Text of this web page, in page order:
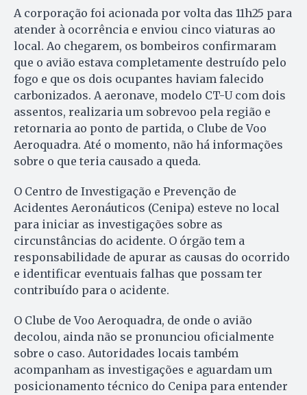
A corporação foi acionada por volta das 11h25 para
atender à ocorrência e enviou cinco viaturas ao
local. Ao chegarem, os bombeiros confirmaram
que o avião estava completamente destruído pelo
fogo e que os dois ocupantes haviam falecido
carbonizados. A aeronave, modelo CT-U com dois
assentos, realizaria um sobrevoo pela região e
retornaria ao ponto de partida, o Clube de Voo
Aeroquadra. Até o momento, não há informações
sobre o que teria causado a queda.
O Centro de Investigação e Prevenção de
Acidentes Aeronáuticos (Cenipa) esteve no local
para iniciar as investigações sobre as
circunstâncias do acidente. O órgão tem a
responsabilidade de apurar as causas do ocorrido
e identificar eventuais falhas que possam ter
contribuído para o acidente.
O Clube de Voo Aeroquadra, de onde o avião
decolou, ainda não se pronunciou oficialmente
sobre o caso. Autoridades locais também
acompanham as investigações e aguardam um
posicionamento técnico do Cenipa para entender